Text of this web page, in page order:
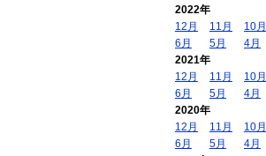
2022年
12月
11月 10月
6月
5月 4月
2021年
12月
11月 10月
6月
5月 4月
2020年
12月
11月 10月
6月
5月 4月